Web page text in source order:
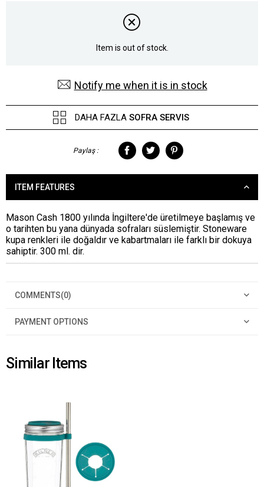
Item is out of stock.
Notify me when it is in stock
DAHA FAZLA SOFRA SERVIS
Paylaş :
ITEM FEATURES
Mason Cash 1800 yılında İngiltere'de üretilmeye başlamış ve
o tarihten bu yana dünyada sofraları süslemiştir. Stoneware
kupa renkleri ile doğaldır ve kabartmaları ile farklı bir dokuya
sahiptir. 300 ml. dir.
COMMENTS(0)
PAYMENT OPTIONS
Similar Items